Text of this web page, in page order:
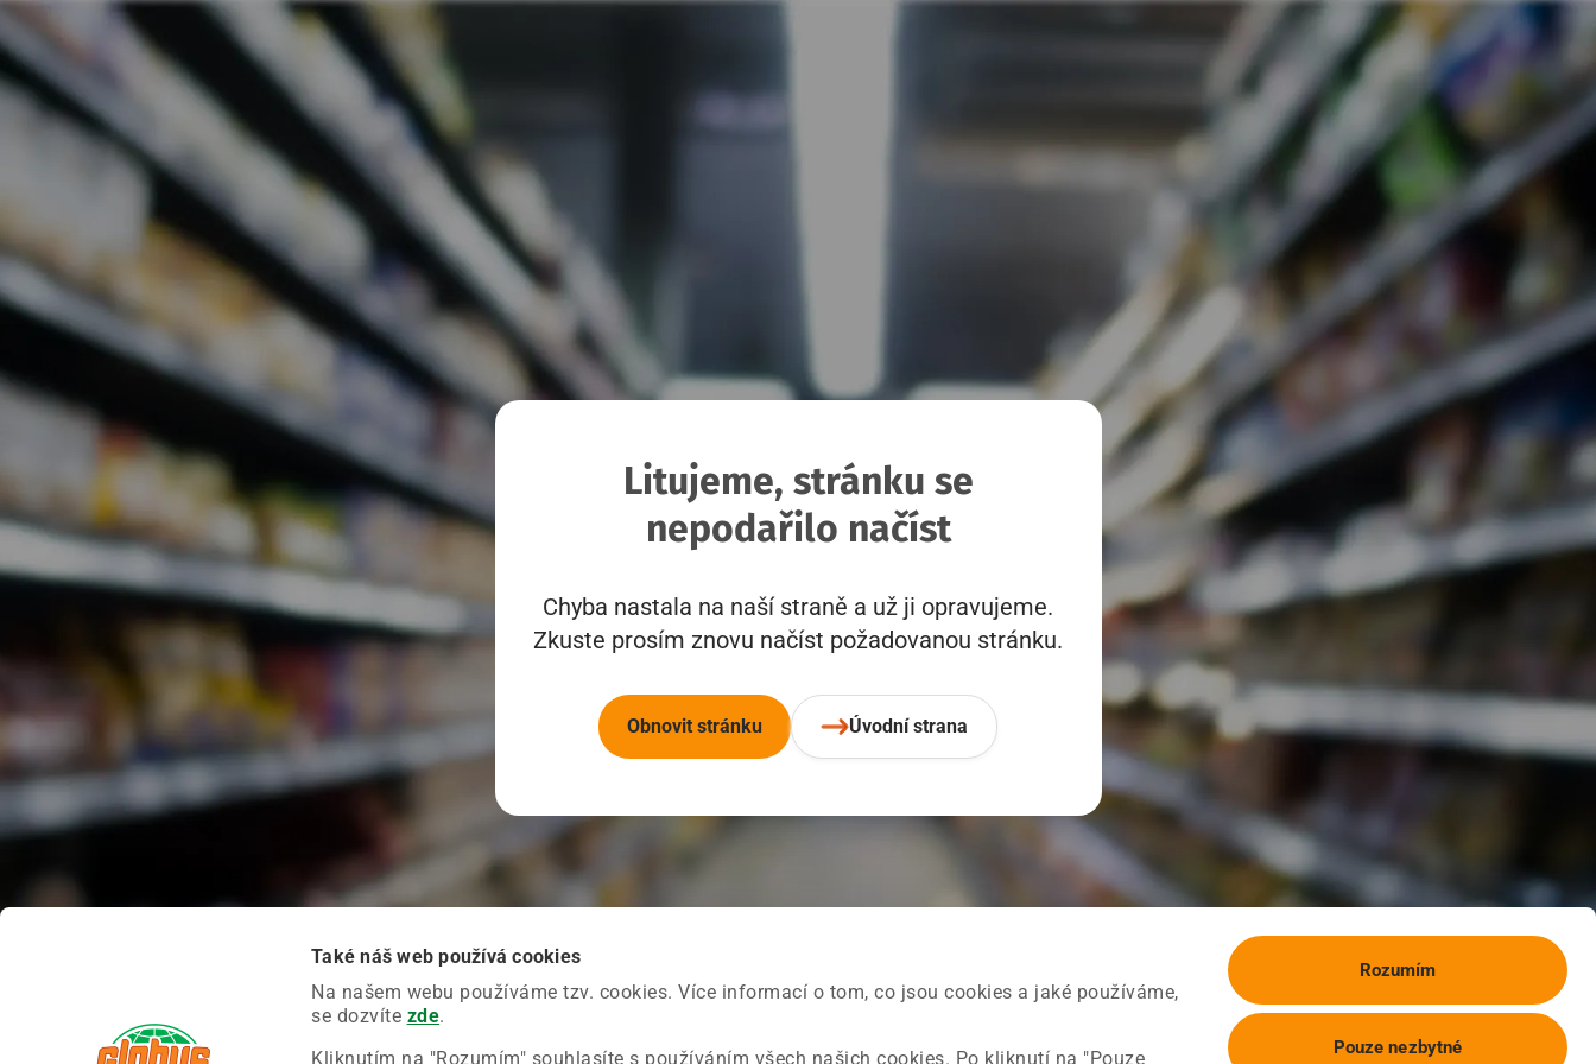
Také náš web používá cookies
Na našem webu používáme tzv. cookies. Více informací o tom, co jsou cookies a jaké používáme,
se dozvíte zde.
Kliknutím na "Rozumím" souhlasíte s používáním všech našich cookies. Po kliknutí na "Pouze
Rozumím
Pouze nezbytné
Litujeme, stránku se
nepodařilo načíst
Chyba nastala na naší straně a už ji opravujeme.
Zkuste prosím znovu načíst požadovanou stránku.
Obnovit stránku Úvodní strana